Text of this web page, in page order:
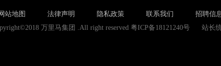
站地图 法律声明 隐私政策 联系我们
招聘信
万里马集团 .All right reserved 粤ICP备18121240号
站长